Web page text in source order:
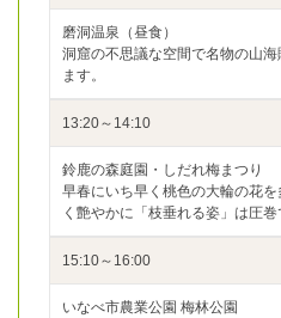
磨洞温泉（昼食）
洞窟の不思議な空間で名物の山
ます。
13:20～14:10
鈴鹿の森庭園・しだれ梅まつり
早春にいち早く桃色の大輪の花
く艶やかに「枝垂れる姿」は圧巻
15:10～16:00
いなべ市農業公園 梅林公園